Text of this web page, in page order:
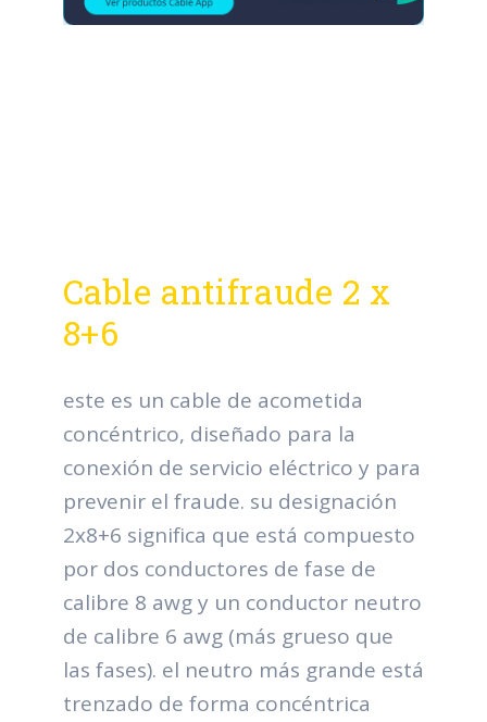
Cable antifraude 2 x
8+6
este es un cable de acometida
concéntrico, diseñado para la
conexión de servicio eléctrico y para
prevenir el fraude. su designación
2x8+6 significa que está compuesto
por dos conductores de fase de
calibre 8 awg y un conductor neutro
de calibre 6 awg (más grueso que
las fases). el neutro más grande está
trenzado de forma concéntrica